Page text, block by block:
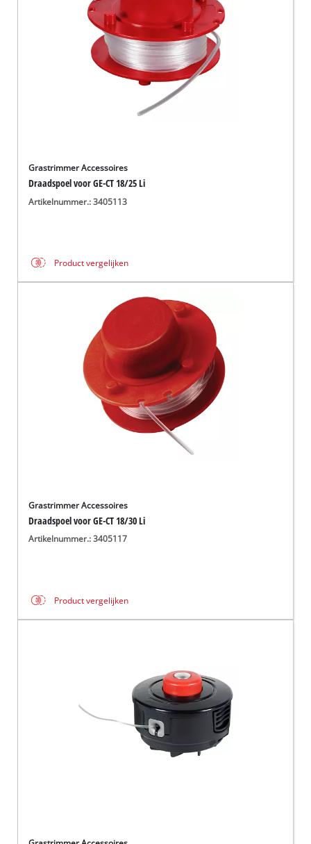
Grastrimmer Accessoires
Draadspoel voor GE-CT 18/25 Li
Artikelnummer.: 3405113
Product vergelijken
Grastrimmer Accessoires
Draadspoel voor GE-CT 18/30 Li
Artikelnummer.: 3405117
Product vergelijken